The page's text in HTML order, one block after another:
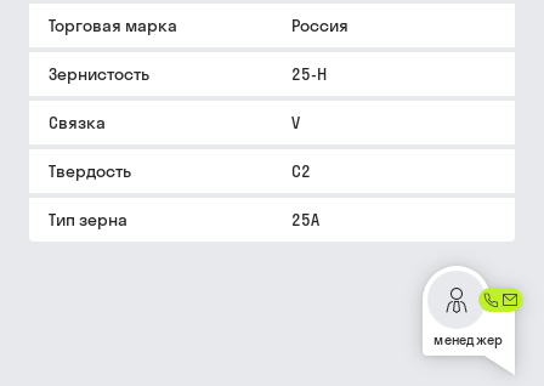
Торговая марка Россия
Зернистость 25-Н
Связка V
Твердость С2
Тип зерна 25A
менеджер